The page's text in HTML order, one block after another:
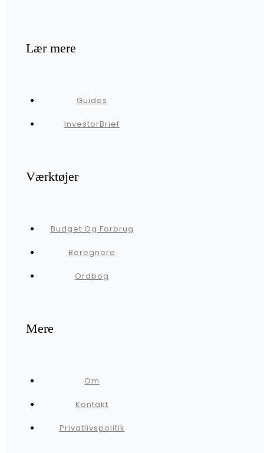
Lær mere
Guides
InvestorBrief
Værktøjer
Budget Og Forbrug
Beregnere
Ordbog
Mere
Om
Kontakt
Privatlivspolitik